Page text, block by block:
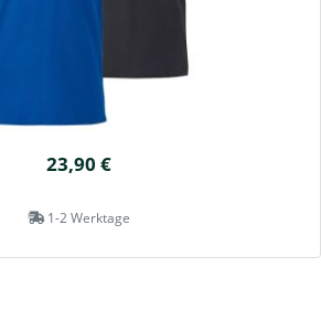
23,90 €
1-2 Werktage